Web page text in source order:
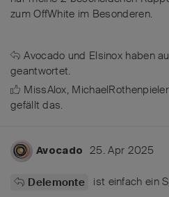
zum OffWhite im Besonderen.
Avocado und Elsinox haben
geantwortet.
MissAlox, MichaelRothenpieler
gefällt das.
Avocado 25. Apr 2025
Delemonte
ist einfach ein